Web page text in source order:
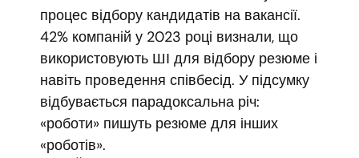
процес відбору кандидатів на вакансії.
42% компаній у 2023 році визнали, що
використовують ШІ для відбору резюме і
навіть проведення співбесід. У підсумку
відбувається парадоксальна річ:
«роботи» пишуть резюме для інших
«роботів».